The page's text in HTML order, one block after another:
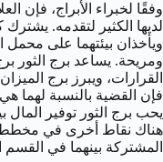
وفقًا لخبراء الأبراج، فإن
لديها الكثير لتقدمه.
ويأخذان بيئتهما على
ومريحة. يساعد برج الثور
القرارات، ويبرز برج
فإن القضية بالنسبة لهما
يحب برج الثور توفير المال
هناك نقاط أخرى في
المشتركة بينهما في